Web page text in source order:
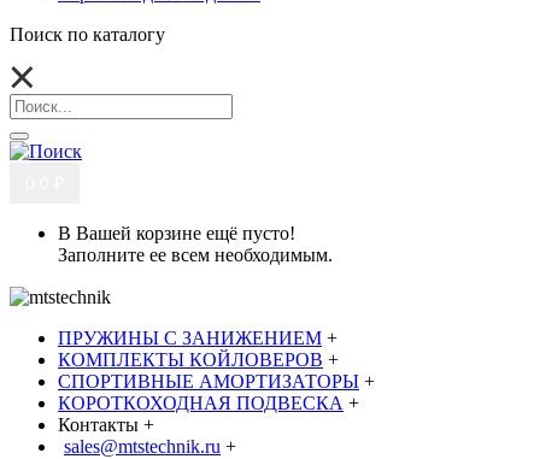
Поиск по каталогу
В Вашей корзине ещё пусто!
Заполните ее всем необходимым.
ПРУЖИНЫ С ЗАНИЖЕНИЕМ +
КОМПЛЕКТЫ КОЙЛОВЕРОВ +
СПОРТИВНЫЕ АМОРТИЗАТОРЫ +
КОРОТКОХОДНАЯ ПОДВЕСКА +
Контакты +
sales@mtstechnik.ru +